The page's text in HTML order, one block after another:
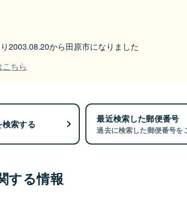
2003.08.20から田原市になりました
ちら
索する 最近検索した郵便番号
過去に検索した郵便番号を
する情報